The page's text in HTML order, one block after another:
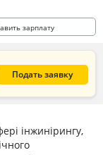
зарплату
Подать заявку
інжинірингу,